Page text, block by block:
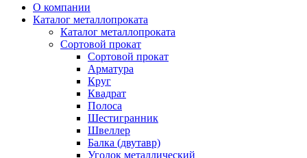
О компании
Каталог металлопроката
Каталог металлопроката
Сортовой прокат
Сортовой прокат
Арматура
Круг
Квадрат
Полоса
Шестигранник
Швеллер
Балка (двутавр)
Уголок металлический